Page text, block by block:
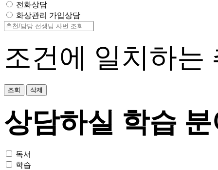
전화상담
화상관리 가입상담
조건에 일치하는
조회 삭제
상담하실 학습
독서
학습